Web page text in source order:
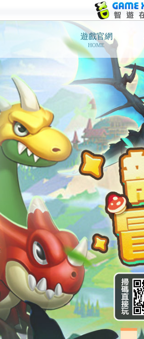
遊戲官網
HOME